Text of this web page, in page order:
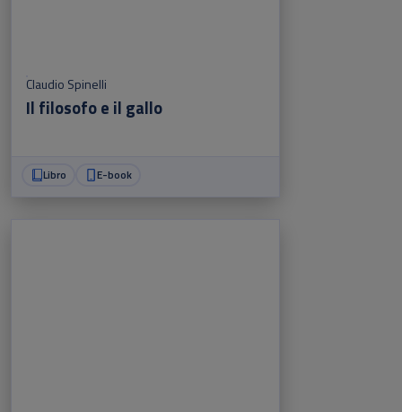
Claudio Spinelli
Il filosofo e il gallo
Libro E-book